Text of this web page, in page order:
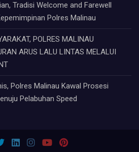
Tradisi Welcome and Farewell
Polres Malinau
POLRES MALINAU
ARUS LALU LINTAS MELALUI
Polres Malinau Kawal Prosesi
Pelabuhan Speed